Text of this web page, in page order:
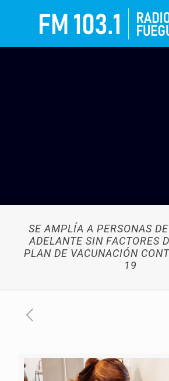
SE AMPLÍA A PERSONAS
ADELANTE SIN FACTORES
PLAN DE VACUNACIÓN
19